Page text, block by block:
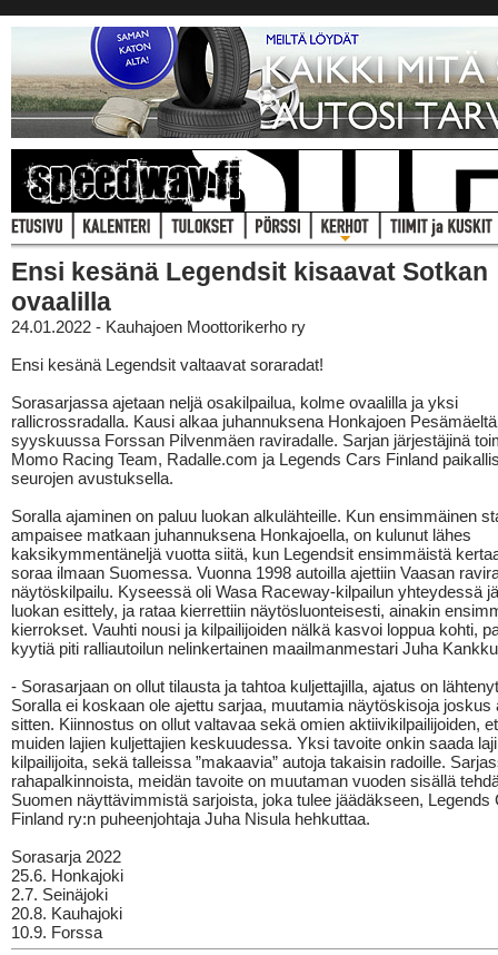
Ensi kesänä Legendsit kisaavat Sotkan
ovaalilla
24.01.2022 - Kauhajoen Moottorikerho ry
Ensi kesänä Legendsit valtaavat soraradat!
Sorasarjassa ajetaan neljä osakilpailua, kolme ovaalilla ja yksi
rallicrossradalla. Kausi alkaa juhannuksena Honkajoen
syyskuussa Forssan Pilvenmäen raviradalle. Sarjan järjestäjinä
Momo Racing Team, Radalle.com ja Legends Cars Finland
seurojen avustuksella.
Soralla ajaminen on paluu luokan alkulähteille. Kun ensimmäinen
ampaisee matkaan juhannuksena Honkajoella, on kulunut lähes
kaksikymmentäneljä vuotta siitä, kun Legendsit ensimmäistä
soraa ilmaan Suomessa. Vuonna 1998 autoilla ajettiin Vaasan
näytöskilpailu. Kyseessä oli Wasa Raceway-kilpailun yhteydessä
luokan esittely, ja rataa kierrettiin näytösluonteisesti, ainakin
kierrokset. Vauhti nousi ja kilpailijoiden nälkä kasvoi loppua kohti,
kyytiä piti ralliautoilun nelinkertainen maailmanmestari Juha
- Sorasarjaan on ollut tilausta ja tahtoa kuljettajilla, ajatus on
Soralla ei koskaan ole ajettu sarjaa, muutamia näytöskisoja joskus
sitten. Kiinnostus on ollut valtavaa sekä omien aktiivikilpailijoiden,
muiden lajien kuljettajien keskuudessa. Yksi tavoite onkin saada
kilpailijoita, sekä talleissa ”makaavia” autoja takaisin radoille.
rahapalkinnoista, meidän tavoite on muutaman vuoden sisällä
Suomen näyttävimmistä sarjoista, joka tulee jäädäkseen, Legends
Finland ry:n puheenjohtaja Juha Nisula hehkuttaa.
Sorasarja 2022
25.6. Honkajoki
2.7. Seinäjoki
20.8. Kauhajoki
10.9. Forssa